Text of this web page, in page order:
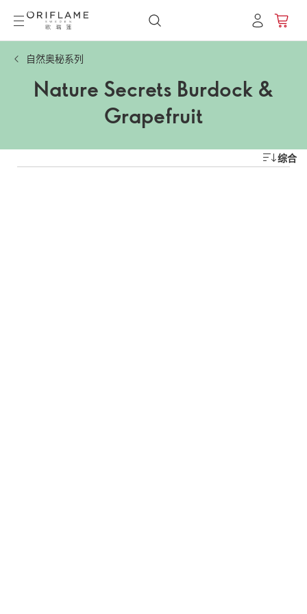
自然奥秘系列
Nature Secrets Burdock &
Grapefruit
综合